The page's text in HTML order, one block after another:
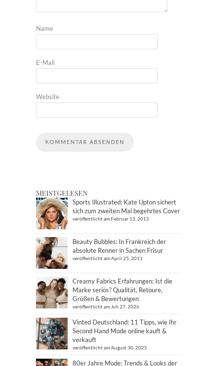
Name
E-Mail
Website
MEISTGELESEN
Sports Illustrated: Kate Upton sichert
sich zum zweiten Mal begehrtes Cover
veröffentlicht am Februar 13, 2013
Beauty Bubbles: In Frankreich der
absolute Renner in Sachen Frisur
veröffentlicht am April 25, 2011
Creamy Fabrics Erfahrungen: Ist die
Marke seriös? Qualität, Retoure,
Größen & Bewertungen
veröffentlicht am Juli 27, 2026
Vinted Deutschland: 11 Tipps, wie Ihr
Second Hand Mode online kauft &
verkauft
veröffentlicht am August 30, 2025
80er Jahre Mode: Trends & Looks der